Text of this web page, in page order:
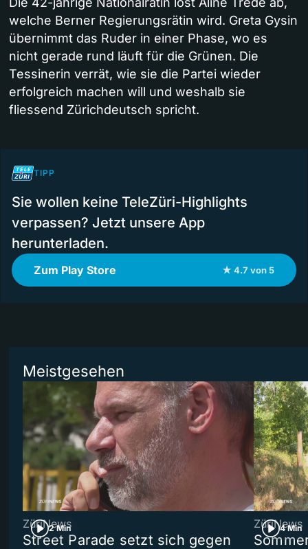
welche Berner Regierungsrätin wird. Greta Gysin
übernimmt das Ruder in einer Phase, wo es
nicht gerade rund läuft für die Grünen. Die
Tessinerin verrät, wie sie die Partei wieder
erfolgreich machen will und weshalb sie
fliessend Zürichdeutsch spricht.
TIPP
Sie wollen keine TeleZüri-Highlights
verpassen? Jetzt unsere App
herunterladen.
Zum Play Store ★ 4.7 von 5
Meistgesehen
2 Min
ZüriNews
Street Parade setzt sich gegen
4 Min
ZüriNews